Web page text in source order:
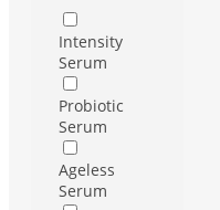
Intensity
Serum
Probiotic
Serum
Ageless
Serum